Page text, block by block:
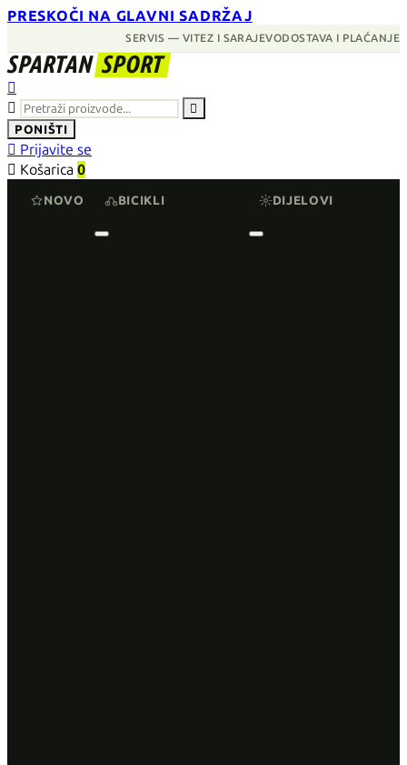
PRESKOČI NA GLAVNI SADRŽAJ
SERVIS — VITEZ I SARAJEVODOSTAVA I PLAĆANJE
SPARTAN SPORT



PONIŠTI
 Prijavite se
 Košarica 0
NOVO BICIKLI DIJELOVI